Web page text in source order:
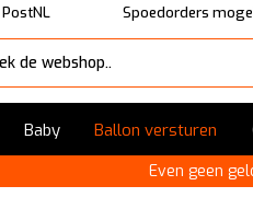
Spoedorders
Baby Ballon versturen
Even geen